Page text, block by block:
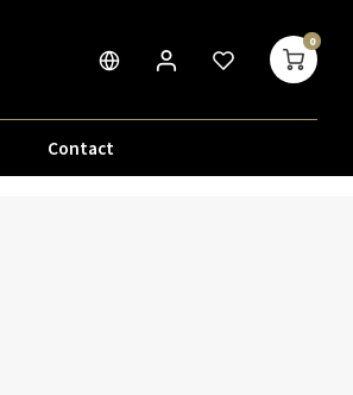
0
Contact